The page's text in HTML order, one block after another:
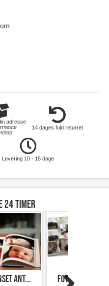
adresse
14 dages fuld returret
Levering 10 - 15 dage
24 timer
ant... Fotobog med